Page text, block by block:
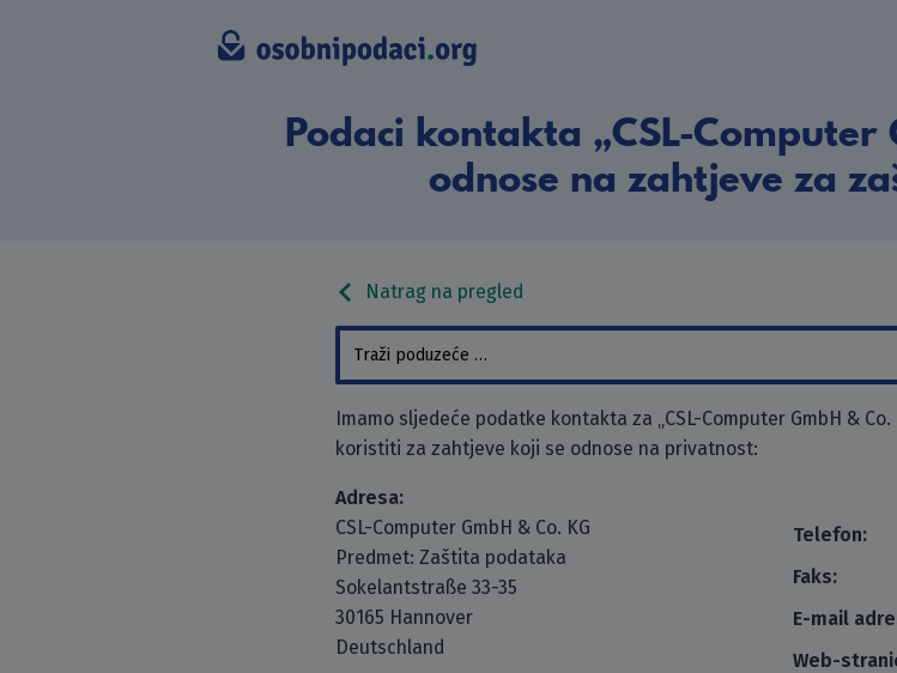
Podaci kontakta „CSL-Computer
odnose na zahtjeve za
Natrag na pregled
Imamo sljedeće podatke kontakta za „CSL-Computer GmbH & Co.
koristiti za zahtjeve koji se odnose na privatnost:
Adresa:
CSL-Computer GmbH & Co. KG
Predmet: Zaštita podataka
Sokelantstraße 33-35
30165 Hannover
Deutschland
Telefon:
Faks:
E-mail
Web-